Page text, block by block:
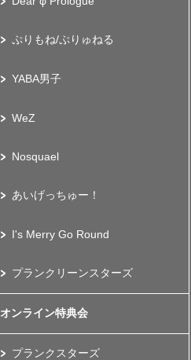
ぷりもね/ぷりゅねる
YABA男子
WeZ
Nosquael
あいげっちゅー！
I's Merry Go Round
プランクリーンスターズ
オンライン特典会
プランクスターズ